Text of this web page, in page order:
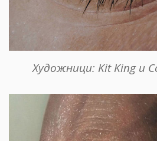
Художници: Kit King и